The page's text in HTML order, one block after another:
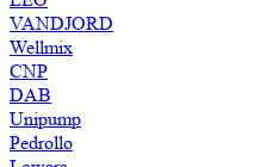
VANDJORD
Wellmix
CNP
DAB
Unipump
Pedrollo